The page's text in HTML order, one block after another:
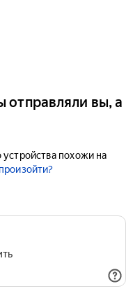
отправляли вы, а
похожи на